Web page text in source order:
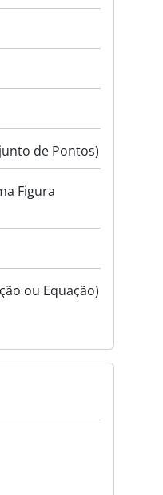
de Pontos)
Figura
ou Equação)